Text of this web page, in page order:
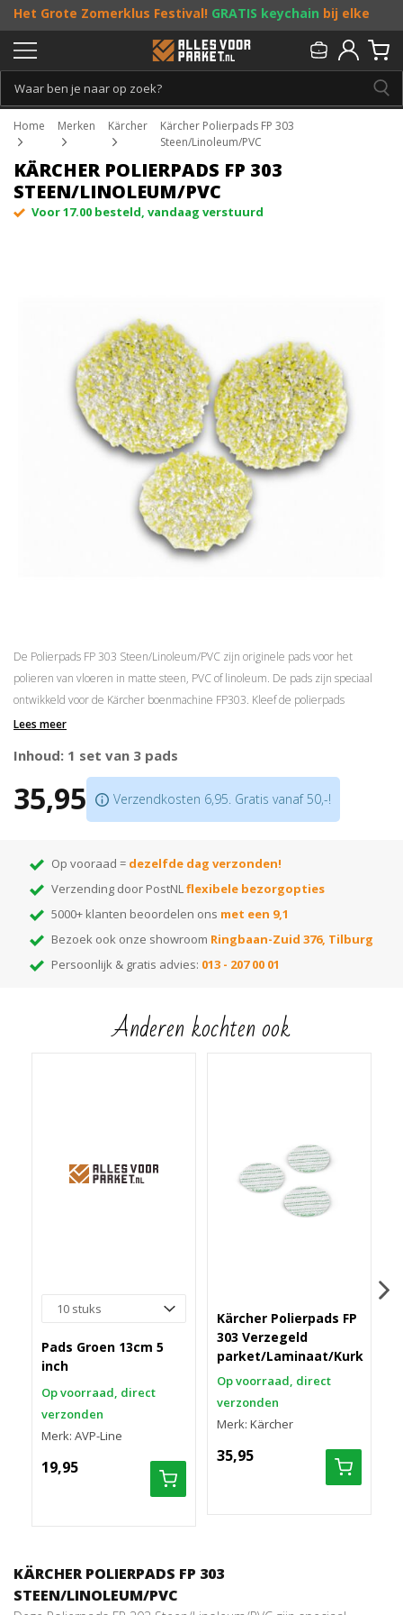
Het Grote Zomerklus Festival! GRATIS keychain bij elke
bestelling vanaf €25, entoffe acties! Doe je mee?
Persoonlijk & gratis advies:013 - 207 00 01
Home Merken Kärcher
Kärcher Polierpads FP 303
Steen/Linoleum/PVC
KÄRCHER POLIERPADS FP 303
STEEN/LINOLEUM/PVC
Voor 17.00 besteld, vandaag verstuurd
De Polierpads FP 303 Steen/Linoleum/PVC zijn originele pads voor het
polieren van vloeren in matte steen, PVC of linoleum. De pads zijn speciaal
ontwikkeld voor de Kärcher boenmachine FP303. Kleef de polierpads
simpelweg vast aan de discs van de FP303 en u kunt direct aan de slag!
Perfect boenresultaat op matte natuurlijke stenen vloeren, PVC of linoleum
Uitwasbaar in de wasmachine tot 60°C
Ook speciaal
Verzorgingsproduct FP 303 Steen/Linoleum/PVC beschikbaar
Lees meer
Inhoud: 1 set van 3 pads
35,95 Verzendkosten 6,95. Gratis vanaf 50,-!
Op vooraad = dezelfde dag verzonden!
Verzending door PostNLflexibele bezorgopties
5000+ klanten beoordelen ons met een 9,1
Bezoek ook onze showroom Ringbaan-Zuid 376, Tilburg
Persoonlijk & gratis advies: 013 - 207 00 01
Anderen kochten ook
Pads Groen 13cm 5
inch
Op voorraad, direct
verzonden
Merk: AVP-Line
19,95
Kärcher Polierpads FP
303 Verzegeld
parket/Laminaat/Kurk
Op voorraad, direct
verzonden
Merk: Kärcher
35,95
KÄRCHER POLIERPADS FP 303
STEEN/LINOLEUM/PVC